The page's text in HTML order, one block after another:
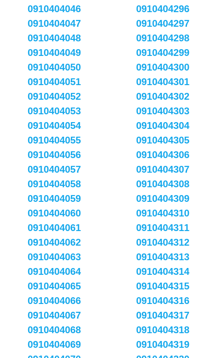
0910404046
0910404047
0910404048
0910404049
0910404050
0910404051
0910404052
0910404053
0910404054
0910404055
0910404056
0910404057
0910404058
0910404059
0910404060
0910404061
0910404062
0910404063
0910404064
0910404065
0910404066
0910404067
0910404068
0910404069
0910404296
0910404297
0910404298
0910404299
0910404300
0910404301
0910404302
0910404303
0910404304
0910404305
0910404306
0910404307
0910404308
0910404309
0910404310
0910404311
0910404312
0910404313
0910404314
0910404315
0910404316
0910404317
0910404318
0910404319